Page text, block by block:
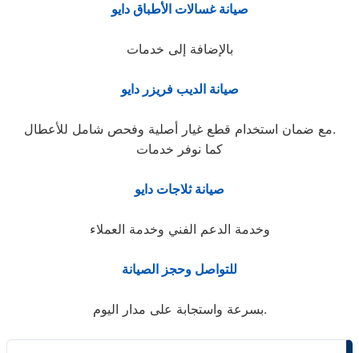
صيانة غسالات الأطباق دايو
بالإضافة إلى خدمات
صيانة الديب فريزر دايو
مع ضمان استخدام قطع غيار أصلية وفحص شامل للأعطال.
كما نوفر خدمات
صيانة ثلاجات دايو
وخدمة الدعم الفني وخدمة العملاء
للتواصل وحجز الصيانة
بسرعة واستجابة على مدار اليوم.